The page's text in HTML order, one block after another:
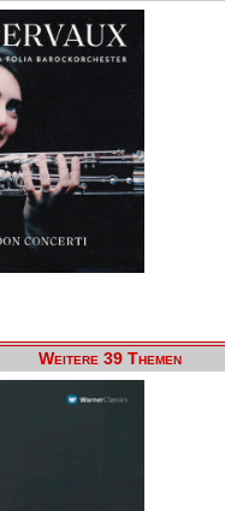
Weitere 39 Themen